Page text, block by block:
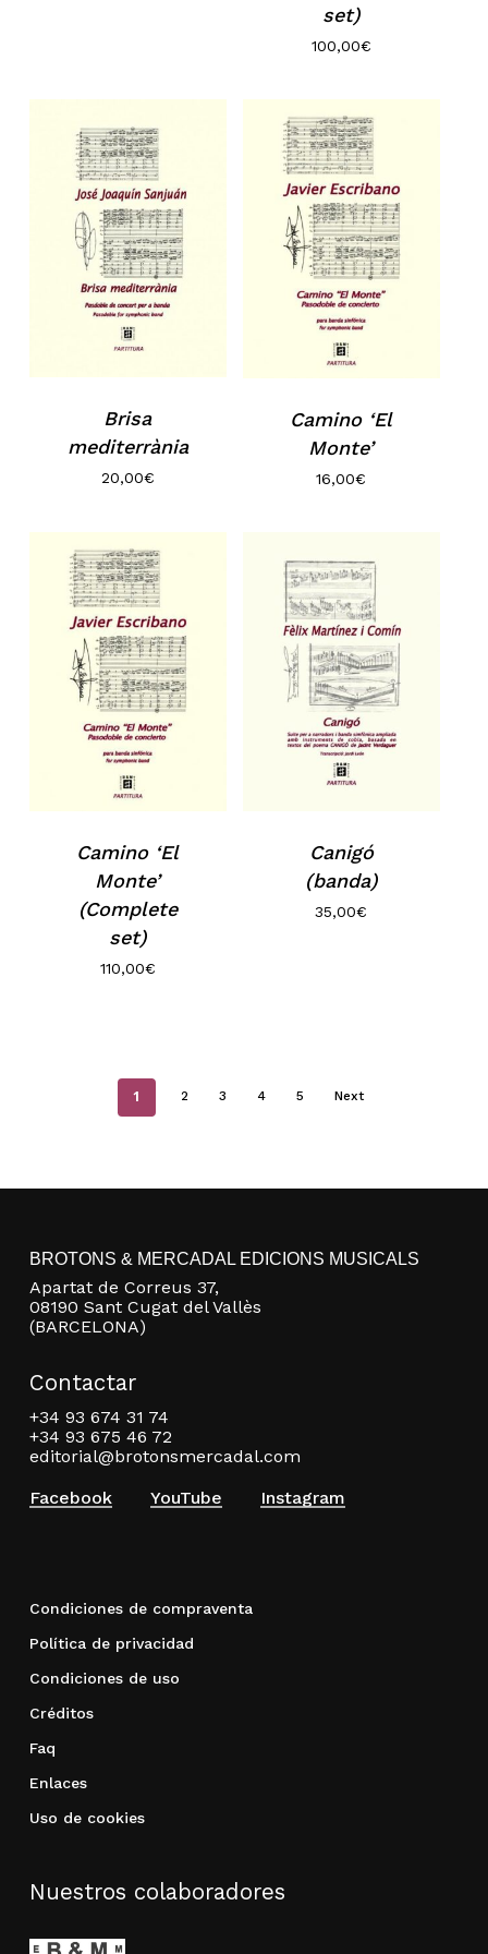
No hay productos en el carrito.
set)
100,00€
Brisa
mediterrània
20,00€
Camino ‘El
Monte’
16,00€
Camino ‘El
Monte’
(Complete
set)
110,00€
Canigó
(banda)
35,00€
1 2 3 4 5 Next
BROTONS & MERCADAL EDICIONS MUSICALS
Apartat de Correus 37,
08190 Sant Cugat del Vallès
(BARCELONA)
Contactar
+34 93 674 31 74
+34 93 675 46 72
editorial@brotonsmercadal.com
Facebook
YouTube Instagram
Condiciones de compraventa
Política de privacidad
Condiciones de uso
Créditos
Faq
Enlaces
Uso de cookies
Nuestros colaboradores